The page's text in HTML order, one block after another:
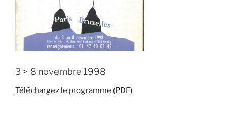
3 > 8 novembre 1998
Téléchargez le programme (PDF)